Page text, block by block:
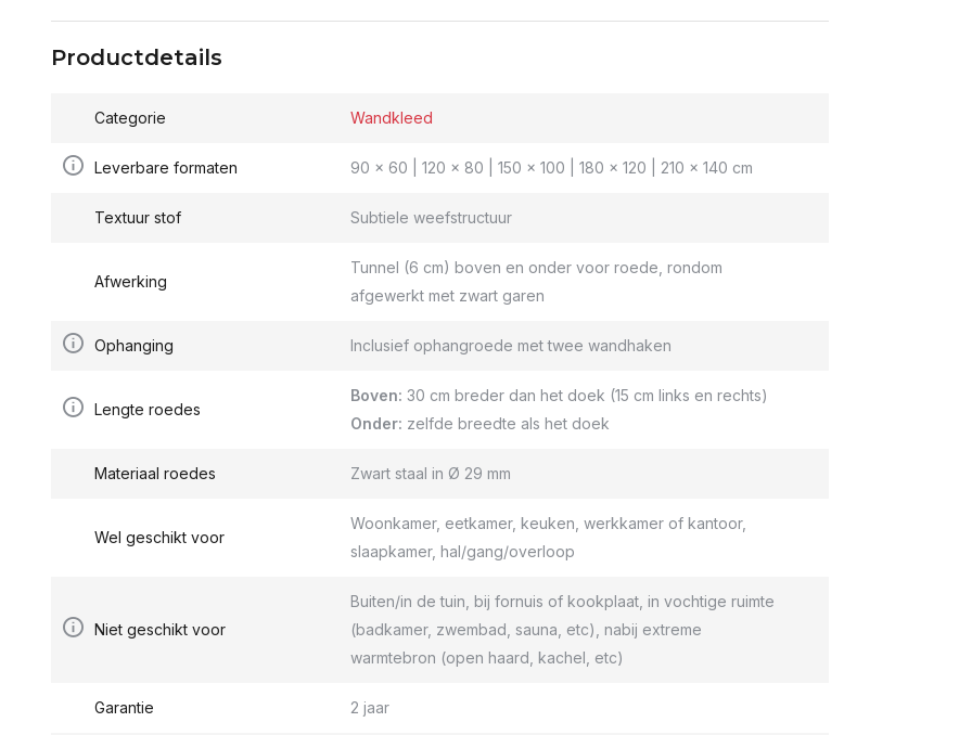
Productdetails
Categorie Wandkleed
Leverbare formaten 90 x 60 | 120 x 80 | 150 x 100 | 180 x 120 | 210 x 140 cm
Textuur stof Subtiele weefstructuur
Afwerking
Tunnel (6 cm) boven en onder voor roede, rondom
afgewerkt met zwart garen
Ophanging Inclusief ophangroede met twee wandhaken
Lengte roedes
Boven: 30 cm breder dan het doek (15 cm links en rechts)
Onder: zelfde breedte als het doek
Materiaal roedes Zwart staal in Ø 29 mm
Wel geschikt voor
Woonkamer, eetkamer, keuken, werkkamer of kantoor,
slaapkamer, hal/gang/overloop
Niet geschikt voor
Buiten/in de tuin, bij fornuis of kookplaat, in vochtige ruimte
(badkamer, zwembad, sauna, etc), nabij extreme
warmtebron (open haard, kachel, etc)
Garantie 2 jaar